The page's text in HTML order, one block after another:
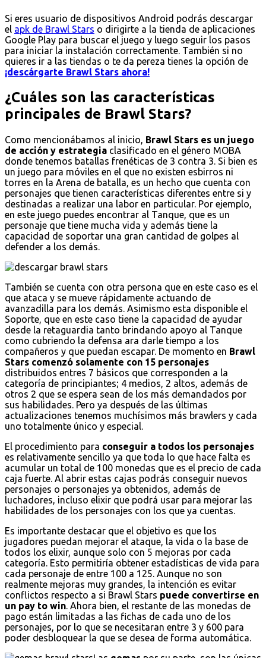
Si eres usuario de dispositivos Android podrás descargar
el apk de Brawl Stars o dirigirte a la tienda de aplicaciones
Google Play para buscar el juego y luego seguir los pasos
para iniciar la instalación correctamente. También si no
quieres ir a las tiendas o te da pereza tienes la opción de
¡descárgarte Brawl Stars ahora!
¿Cuáles son las características
principales de Brawl Stars?
Como mencionábamos al inicio, Brawl Stars es un juego
de acción y estrategia clasificado en el género MOBA
donde tenemos batallas frenéticas de 3 contra 3. Si bien es
un juego para móviles en el que no existen esbirros ni
torres en la Arena de batalla, es un hecho que cuenta con
personajes que tienen características diferentes entre si y
destinadas a realizar una labor en particular. Por ejemplo,
en este juego puedes encontrar al Tanque, que es un
personaje que tiene mucha vida y además tiene la
capacidad de soportar una gran cantidad de golpes al
defender a los demás.
También se cuenta con otra persona que en este caso es el
que ataca y se mueve rápidamente actuando de
avanzadilla para los demás. Asimismo esta disponible el
Soporte, que en este caso tiene la capacidad de ayudar
desde la retaguardia tanto brindando apoyo al Tanque
como cubriendo la defensa ara darle tiempo a los
compañeros y que puedan escapar. De momento en Brawl
Stars comenzó solamente con 15 personajes
distribuidos entres 7 básicos que corresponden a la
categoría de principiantes; 4 medios, 2 altos, además de
otros 2 que se espera sean de los más demandados por
sus habilidades. Pero ya después de las últimas
actualizaciones tenemos muchísimos más brawlers y cada
uno totalmente único y especial.
El procedimiento para conseguir a todos los personajes
es relativamente sencillo ya que toda lo que hace falta es
acumular un total de 100 monedas que es el precio de cada
caja fuerte. Al abrir estas cajas podrás conseguir nuevos
personajes o personajes ya obtenidos, además de
luchadores, incluso elixir que podrá usar para mejorar las
habilidades de los personajes con los que ya cuentas.
Es importante destacar que el objetivo es que los
jugadores puedan mejorar el ataque, la vida o la base de
todos los elixir, aunque solo con 5 mejoras por cada
categoría. Esto permitiría obtener estadísticas de vida para
cada personaje de entre 100 a 125. Aunque no son
realmente mejoras muy grandes, la intención es evitar
conflictos respecto a si Brawl Stars puede convertirse en
un pay to win . Ahora bien, el restante de las monedas de
pago están limitadas a las fichas de cada uno de los
personajes, por lo que se necesitaran entre 3 y 600 para
poder desbloquear la que se desea de forma automática.